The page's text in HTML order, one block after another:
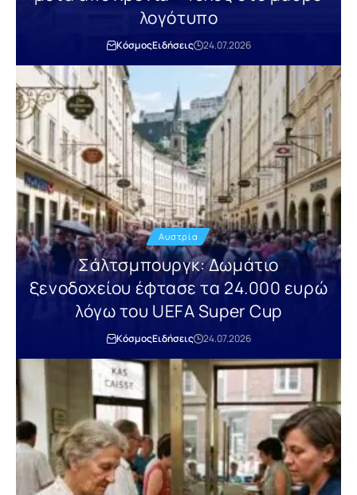
λογότυπο
ΚόσμοςΕιδήσεις 24.07.2026
Αυστρία
Σάλτσμπουργκ: Δωμάτιο
ξενοδοχείου έφτασε τα 24.000 ευρώ
λόγω του UEFA Super Cup
ΚόσμοςΕιδήσεις 24.07.2026